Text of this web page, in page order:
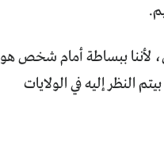
لأننا ببساطة أمام شخص هو
النظر إليه في الولايات